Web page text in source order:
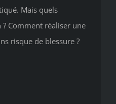
Mais quels
Comment réaliser une
risque de blessure ?